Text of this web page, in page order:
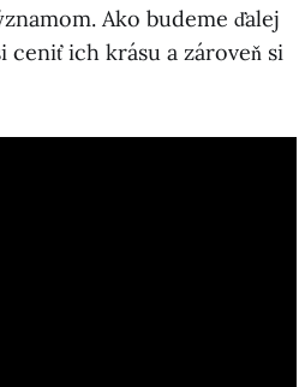
Ako budeme ďalej
ich krásu a zároveň si